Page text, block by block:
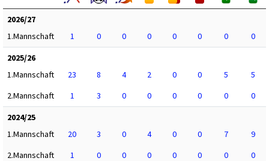
2026/27
1.Mannschaft
1 0 0 0 0 0 0
0
2025/26
1.Mannschaft
23 8 4 2 0 0 5
5
2.Mannschaft
1 3 0 0 0 0 0
0
2024/25
1.Mannschaft
20 3 0 4 0 0 7
9
2.Mannschaft
1 0 0 0 0 0 0
0